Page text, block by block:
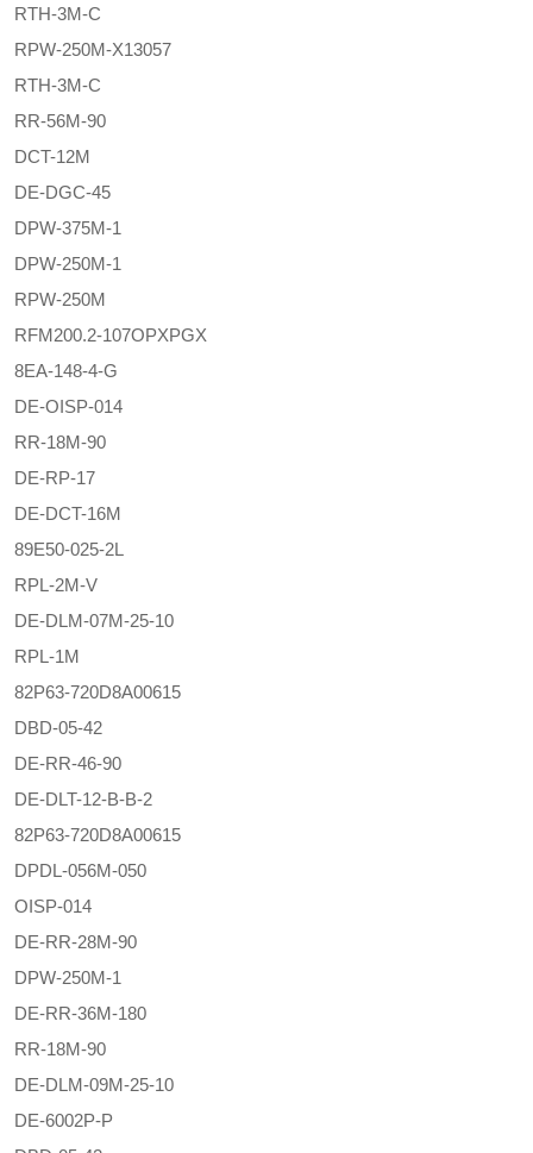
RTH-3M-C
RPW-250M-X13057
RTH-3M-C
RR-56M-90
DCT-12M
DE-DGC-45
DPW-375M-1
DPW-250M-1
RPW-250M
RFM200.2-107OPXPGX
8EA-148-4-G
DE-OISP-014
RR-18M-90
DE-RP-17
DE-DCT-16M
89E50-025-2L
RPL-2M-V
DE-DLM-07M-25-10
RPL-1M
82P63-720D8A00615
DBD-05-42
DE-RR-46-90
DE-DLT-12-B-B-2
82P63-720D8A00615
DPDL-056M-050
OISP-014
DE-RR-28M-90
DPW-250M-1
DE-RR-36M-180
RR-18M-90
DE-DLM-09M-25-10
DE-6002P-P